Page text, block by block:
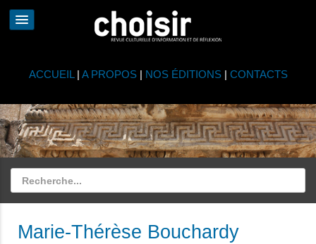
ACCUEIL | A PROPOS| NOS ÉDITIONS| CONTACTS
Marie-Thérèse Bouchardy